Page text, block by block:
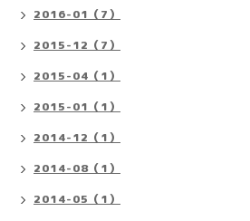
2016-01（7）
2015-12（7）
2015-04（1）
2015-01（1）
2014-12（1）
2014-08（1）
2014-05（1）